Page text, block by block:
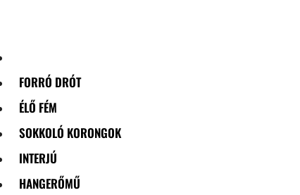
FORRÓ DRÓT
ÉLŐ FÉM
SOKKOLÓ KORONGOK
INTERJÚ
HANGERŐMŰ